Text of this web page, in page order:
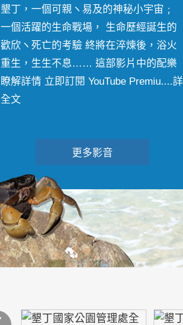
墾丁，一個可親ヽ易及的神秘小宇宙﹔
一個活躍的生命戰場， 生命歷經誕生的
歡欣ヽ死亡的考驗 終將在淬煉後，浴火
重生，生生不息…… 這部影片中的配樂
瞭解詳情 立即訂閱 YouTube Premiu....詳
全文
更多影音